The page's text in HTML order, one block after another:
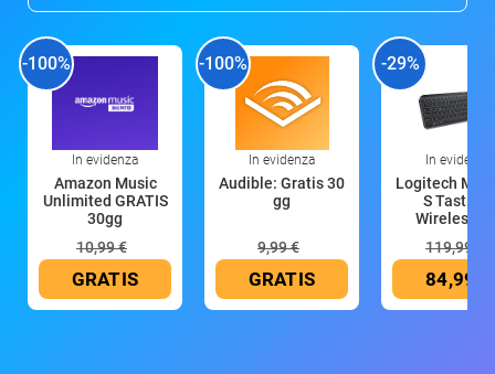
-100%
In evidenza
Amazon Music
Unlimited GRATIS
30gg
10,99 €
GRATIS
-100%
In evidenza
Audible: Gratis 30
gg
9,99 €
GRATIS
-29%
In evidenza
Logitech MX
S Tastiera
Wireless
119,99 €
84,99 €